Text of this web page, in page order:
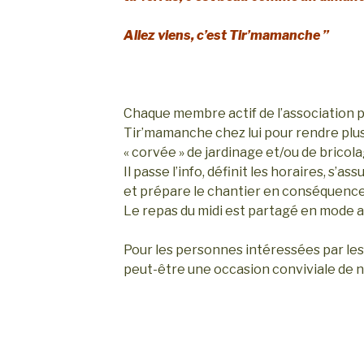
Allez viens, c’est Tir’mamanche ”
Chaque membre actif de l’association
Tir’mamanche chez lui pour rendre
« corvée » de jardinage et/ou de
Il passe l’info, définit les horaires,
et prépare le chantier en
Le repas du midi est partagé en mode
Pour les personnes intéressées par
peut-être une occasion conviviale de